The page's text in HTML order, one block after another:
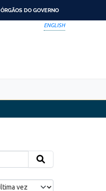
ÓRGÃOS DO GOVERNO
ENGLISH